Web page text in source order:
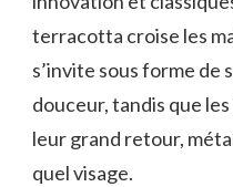
terracotta croise les
s’invite sous forme de
douceur, tandis que
leur grand retour,
quel visage.